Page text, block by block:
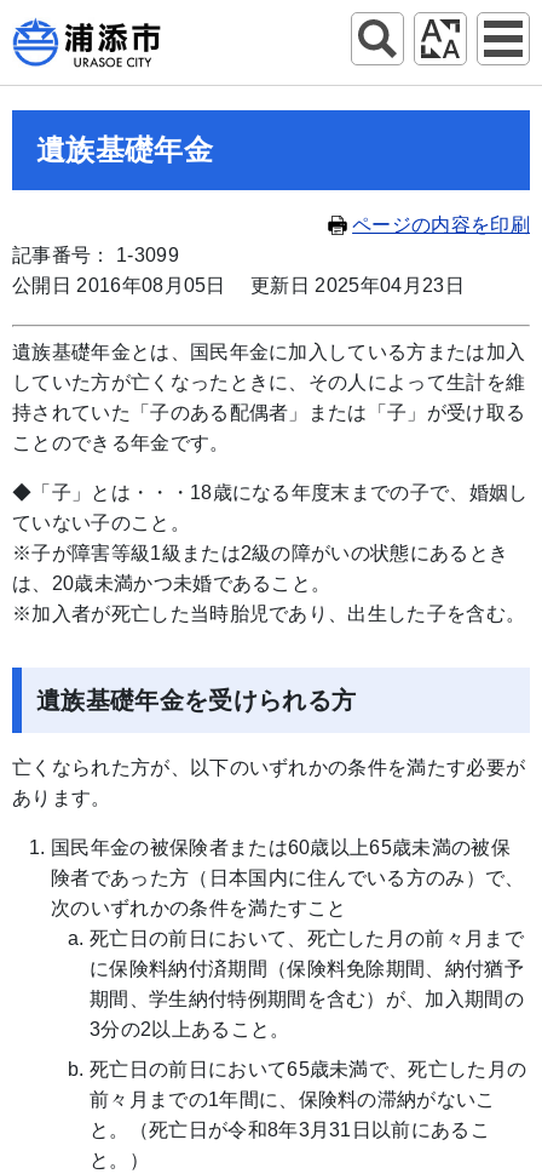
遺族基礎年金
ページの内容を印刷
記事番号： 1-3099
公開日 2016年08月05日
更新日 2025年04月23日
遺族基礎年金とは、国民年金に加入している方または加入
していた方が亡くなったときに、その人によって生計を維
持されていた「子のある配偶者」または「子」が受け取る
ことのできる年金です。
◆「子」とは・・・18歳になる年度末までの子で、婚姻し
ていない子のこと。
※子が障害等級1級または2級の障がいの状態にあるとき
は、20歳未満かつ未婚であること。
※加入者が死亡した当時胎児であり、出生した子を含む。
遺族基礎年金を受けられる方
亡くなられた方が、以下のいずれかの条件を満たす必要が
あります。
国民年金の被保険者または60歳以上65歳未満の被保
険者であった方（日本国内に住んでいる方のみ）で、
次のいずれかの条件を満たすこと
死亡日の前日において、死亡した月の前々月まで
に保険料納付済期間（保険料免除期間、納付猶予
期間、学生納付特例期間を含む）が、加入期間の
3分の2以上あること。
死亡日の前日において65歳未満で、死亡した月の
前々月までの1年間に、保険料の滞納がないこ
と。（死亡日が令和8年3月31日以前にあるこ
と。）